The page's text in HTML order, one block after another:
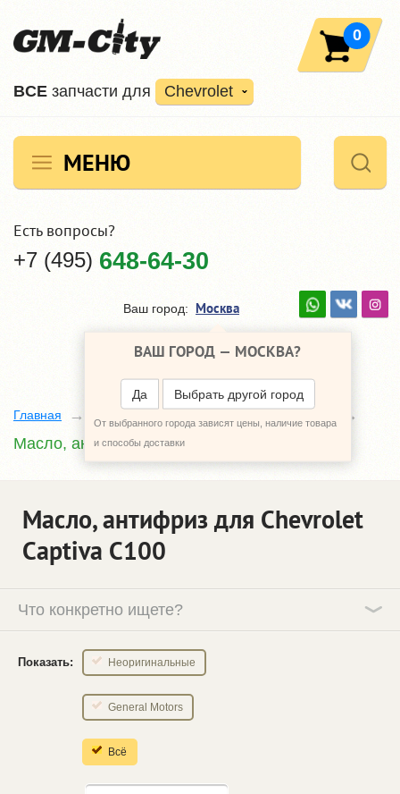
ВCE запчасти для Chevrolet
0
МЕНЮ
Есть вопросы?
+7 (495) 648-64-30
Ваш город: Москва
ВАШ ГОРОД — МОСКВА?
Да Выбрать другой город
От выбранного города зависят цены, наличие товара
и способы доставки
Главная
Масло, антифриз
Масло, антифриз для Chevrolet
Captiva C100
Что конкретно ищете?
Показать: Неоригинальные
General Motors
Всё